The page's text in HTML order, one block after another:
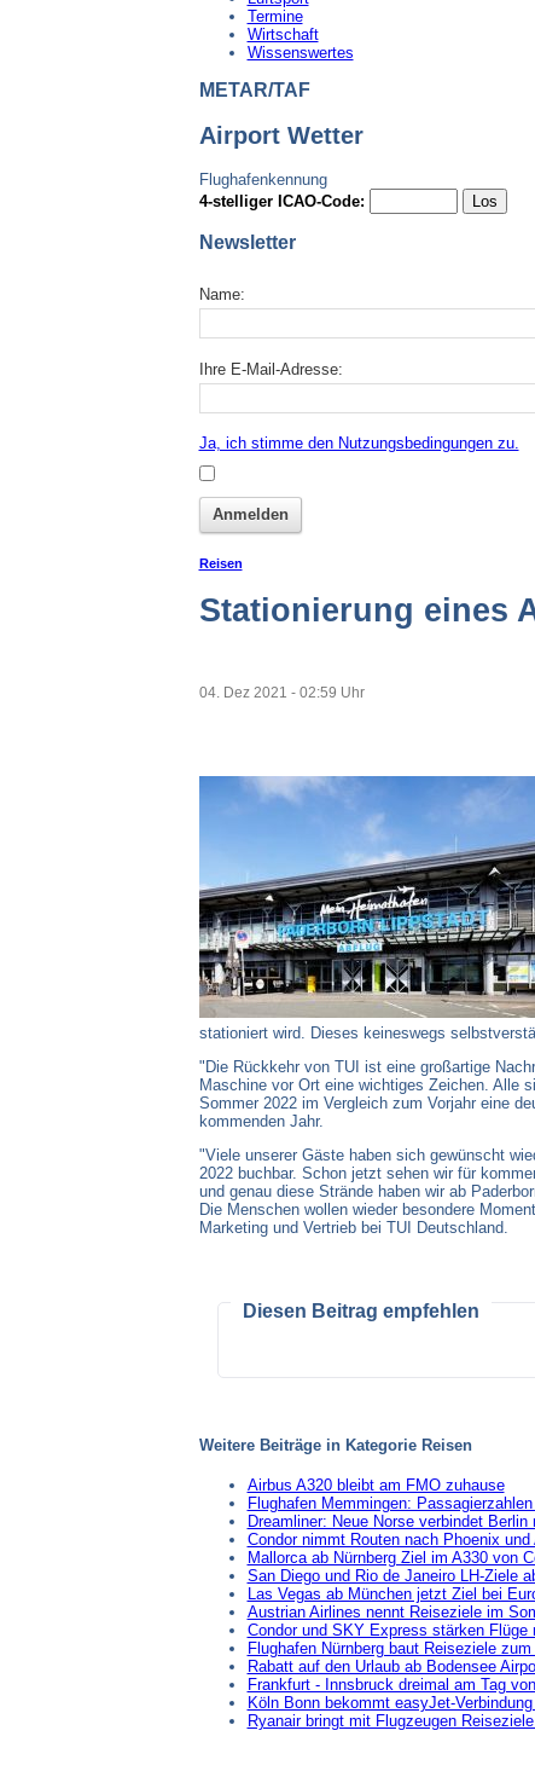
Termine
Wirtschaft
Wissenswertes
METAR/TAF
Airport Wetter
Flughafenkennung
4-stelliger ICAO-Code:
Newsletter
Name:
Ihre E-Mail-Adresse:
Ja, ich stimme den Nutzungsbedingungen zu.
Reisen
Stationierung eines
04. Dez 2021 - 02:59 Uhr
stationiert wird. Dieses keineswegs
"Die Rückkehr von TUI ist eine großartige
Maschine vor Ort eine wichtiges Zeichen. Alle
Sommer 2022 im Vergleich zum Vorjahr eine
kommenden Jahr.
"Viele unserer Gäste haben sich gewünscht
2022 buchbar. Schon jetzt sehen wir für
und genau diese Strände haben wir ab
Die Menschen wollen wieder besondere
Marketing und Vertrieb bei TUI Deutschland.
Diesen Beitrag empfehlen
Weitere Beiträge in Kategorie Reisen
Airbus A320 bleibt am FMO zuhause
Flughafen Memmingen:
Dreamliner: Neue Norse verbindet Berlin
Condor nimmt Routen nach Phoenix und
Mallorca ab Nürnberg Ziel im A330 von
San Diego und Rio de Janeiro LH-Ziele
Las Vegas ab München jetzt Ziel bei
Austrian Airlines nennt Reiseziele im
Condor und SKY Express stärken Flüge
Flughafen Nürnberg baut Reiseziele
Rabatt auf den Urlaub ab Bodensee
Frankfurt - Innsbruck dreimal am Tag
Köln Bonn bekommt easyJet-
Ryanair bringt mit Flugzeugen